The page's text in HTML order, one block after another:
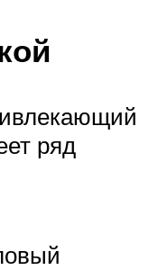
ряд